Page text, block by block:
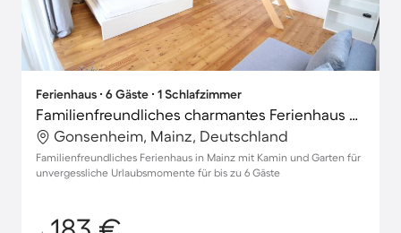
Ferienhaus ∙ 6 Gäste ∙ 1 Schlafzimmer
Familienfreundliches charmantes Ferienhaus mit Garten, Grill und Terrasse | Haustiere erlaubt
Gonsenheim, Mainz, Deutschland
Familienfreundliches Ferienhaus in Mainz mit Kamin und Garten für
unvergessliche Urlaubsmomente für bis zu 6 Gäste